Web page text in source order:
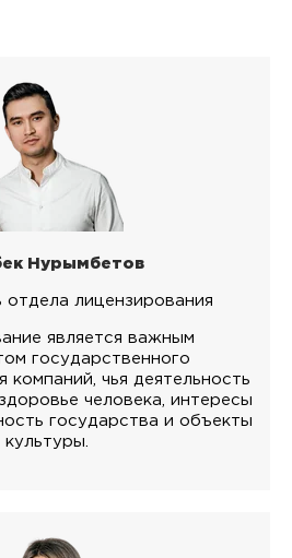
Нурымбетов
отдела лицензирования
является важным
государственного
компаний, чья деятельность
человека, интересы
государства и объекты
культуры.